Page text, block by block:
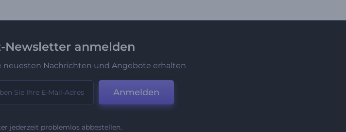
Newsletter anmelden
neuesten Nachrichten und Angebote erhalten
Anmelden
jederzeit problemlos abbestellen.